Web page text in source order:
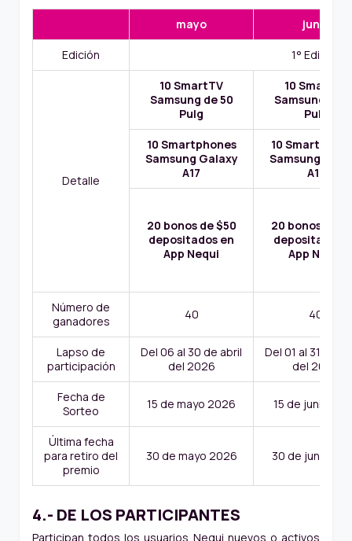
mayo junio
Edición 1° Edición
Detalle
10 SmartTV
Samsung de 50
Pulg
10 SmartTV
Samsung de
Pulg
10 Smartphones
Samsung Galaxy
A17
10
Samsung
A17
20 bonos de $50
depositados en
App Nequi
20 bonos de
depositados
App Nequi
Número de
ganadores
40 40
Lapso de
participación
Del 06 al 30 de abril
del 2026
Del 01 al 31 de
del 2026
Fecha de
Sorteo
15 de mayo 2026 15 de junio
Última fecha
para retiro del
premio
30 de mayo 2026 30 de junio
4.- DE LOS PARTICIPANTES
Participan todos los usuarios Nequi nuevos o activos